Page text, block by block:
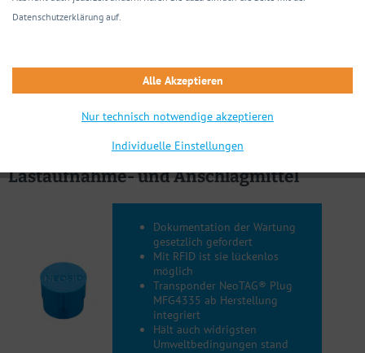
Transponder von Neosid für
Lastaufnahme- und Anschlagmittel
Dokumentation der Wartung
gesetzlich gefordert
Mit RFID ist sie lückenlos
möglich
Transponder NeoTAG® Plug
MFG4335 ab Herstellung
integriert
Hält auch widrigsten
Umweltbedingungen stand
Datenschutzerklärung auf.
Individuelle Einstellungen
Nur technisch notwendige akzeptieren
Alle Akzeptieren